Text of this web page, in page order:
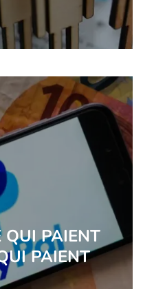
QUI PAIENT
PAIENT